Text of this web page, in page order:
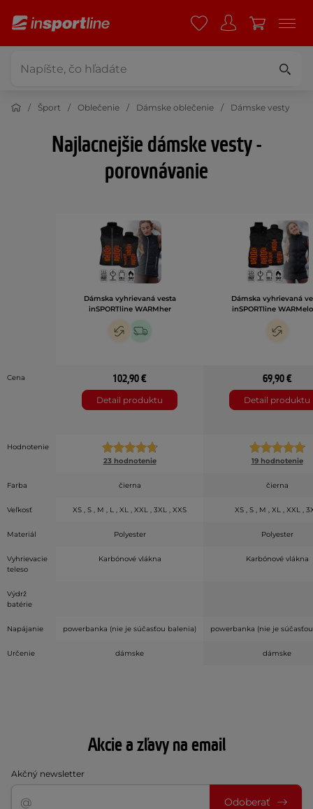
Šport Oblečenie Dámske oblečenie Dámske vesty
Najlacnejšie dámske vesty -
porovnávanie
Dámska vyhrievaná vesta
inSPORTline WARMher
Dámska vyhrievaná
inSPORTline
Cena 102,90 €
Detail produktu
69,90 €
Detail produktu
Hodnotenie
23 hodnotenie
19 hodnotenie
Farba čierna čierna
Veľkosť XS , S , M , L , XL , XXL , 3XL , XXS XS , S , M , XL , XXL ,
Materiál Polyester Polyester
Vyhrievacie
teleso
Karbónové vlákna Karbónové vlákna
Výdrž
batérie
Napájanie powerbanka (nie je súčasťou balenia) powerbanka (nie je
Určenie dámske dámske
Akcie a zľavy na email
Akčný newsletter
Odoberať